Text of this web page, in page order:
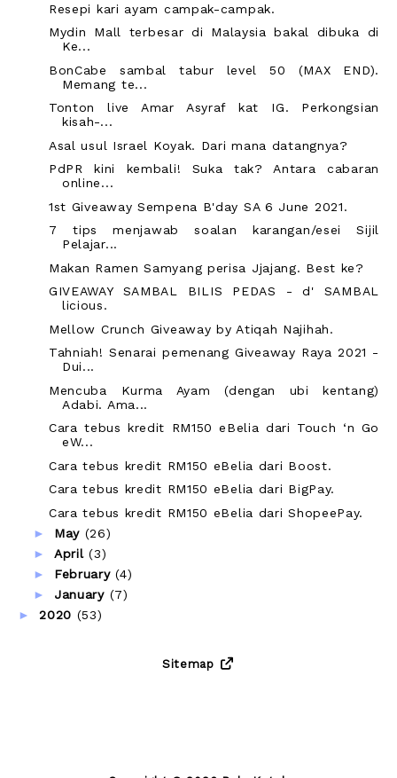
Resepi kari ayam campak-campak.
Mydin Mall terbesar di Malaysia bakal dibuka di
Ke...
BonCabe sambal tabur level 50 (MAX END).
Memang te...
Tonton live Amar Asyraf kat IG. Perkongsian
kisah-...
Asal usul Israel Koyak. Dari mana datangnya?
PdPR kini kembali! Suka tak? Antara cabaran
online...
1st Giveaway Sempena B'day SA 6 June 2021.
7 tips menjawab soalan karangan/esei Sijil
Pelajar...
Makan Ramen Samyang perisa Jjajang. Best ke?
GIVEAWAY SAMBAL BILIS PEDAS - d' SAMBAL
licious.
Mellow Crunch Giveaway by Atiqah Najihah.
Tahniah! Senarai pemenang Giveaway Raya 2021 -
Dui...
Mencuba Kurma Ayam (dengan ubi kentang)
Adabi. Ama...
Cara tebus kredit RM150 eBelia dari Touch ‘n Go
eW...
Cara tebus kredit RM150 eBelia dari Boost.
Cara tebus kredit RM150 eBelia dari BigPay.
Cara tebus kredit RM150 eBelia dari ShopeePay.
► May (26)
► April(3)
► February(4)
► January (7)
►2020 (53)
Sitemap